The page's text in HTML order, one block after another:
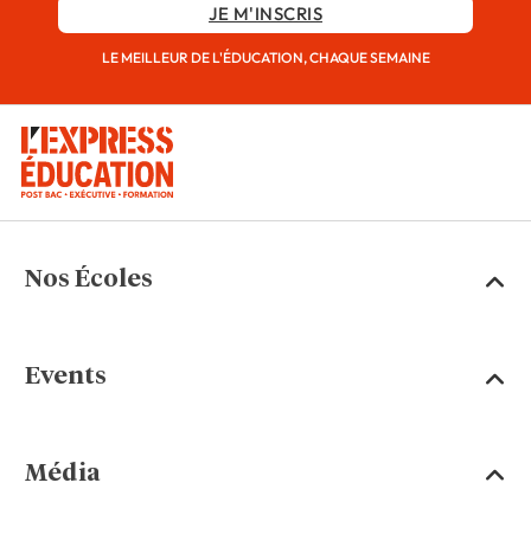
JE M'INSCRIS
LE MEILLEUR DE L'ÉDUCATION, CHAQUE SEMAINE
Nos Écoles
Events
Média